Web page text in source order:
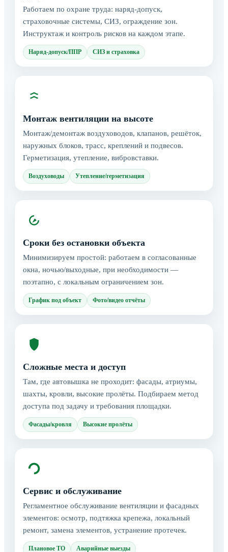
Работаем по охране труда: наряд-допуск,
страховочные системы, СИЗ, ограждение зон.
Инструктаж и контроль рисков на каждом этапе.
Наряд-допуск/ППР СИЗ и страховка
Монтаж вентиляции на высоте
Монтаж/демонтаж воздуховодов, клапанов, решёток,
наружных блоков, трасс, креплений и подвесов.
Герметизация, утепление, вибровставки.
Воздуховоды Утепление/герметизация
Сроки без остановки объекта
Минимизируем простой: работаем в согласованные
окна, ночью/выходные, при необходимости —
поэтапно, с локальным ограничением зон.
График под объект Фото/видео отчёты
Сложные места и доступ
Там, где автовышка не проходит: фасады, атриумы,
шахты, кровли, высокие пролёты. Подбираем метод
доступа под задачу и требования площадки.
Фасады/кровля Высокие пролёты
Сервис и обслуживание
Регламентное обслуживание вентиляции и фасадных
элементов: осмотр, подтяжка крепежа, локальный
ремонт, замена элементов, устранение протечек.
Плановое ТО Аварийные выезды